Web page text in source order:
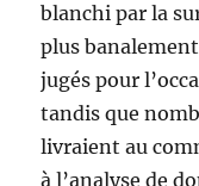
blanchi par la
plus
jugés pour
tandis que
livraient au
à l’analyse de